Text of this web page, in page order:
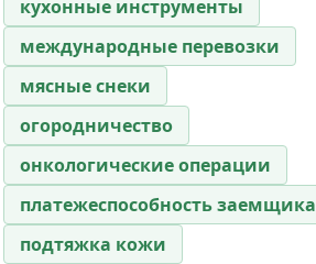
кухонные инструменты
международные перевозки
мясные снеки
огородничество
онкологические операции
платежеспособность заемщика
подтяжка кожи